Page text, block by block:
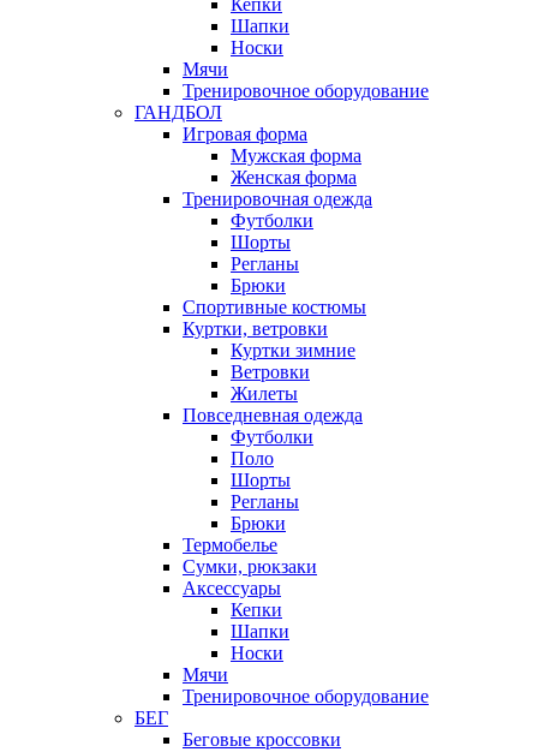
Кепки
Шапки
Носки
Мячи
Тренировочное оборудование
ГАНДБОЛ
Игровая форма
Мужская форма
Женская форма
Тренировочная одежда
Футболки
Шорты
Регланы
Брюки
Спортивные костюмы
Куртки, ветровки
Куртки зимние
Ветровки
Жилеты
Повседневная одежда
Футболки
Поло
Шорты
Регланы
Брюки
Термобелье
Сумки, рюкзаки
Аксессуары
Кепки
Шапки
Носки
Мячи
Тренировочное оборудование
БЕГ
Беговые кроссовки